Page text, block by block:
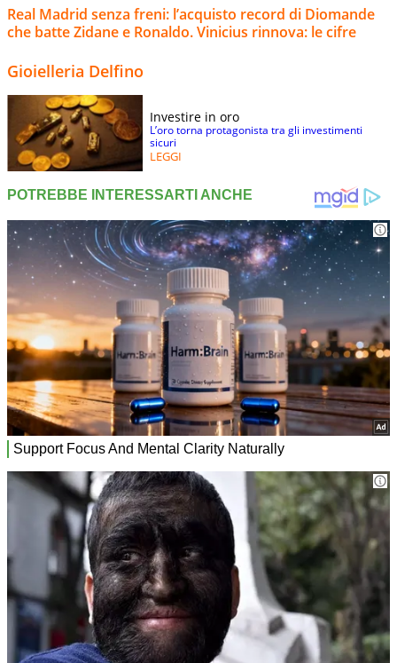
Real Madrid senza freni: l’acquisto record di Diomande
che batte Zidane e Ronaldo. Vinicius rinnova: le cifre
Gioielleria Delfino
Investire in oro
L’oro torna protagonista tra gli investimenti
sicuri
LEGGI